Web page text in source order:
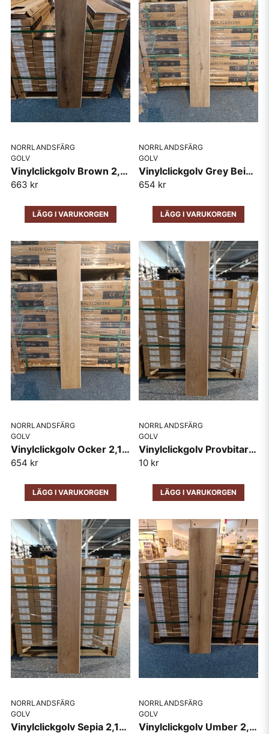
NORRLANDSFÄRG
GOLV
Vinylclickgolv Brown 2,226m2/pkt
663 kr
LÄGG I VARUKORGEN
NORRLANDSFÄRG
GOLV
Vinylclickgolv Grey Beige 2,196m2/pkt
654 kr
LÄGG I VARUKORGEN
NORRLANDSFÄRG
GOLV
Vinylclickgolv Ocker 2,196m2/pkt
654 kr
LÄGG I VARUKORGEN
NORRLANDSFÄRG
GOLV
Vinylclickgolv Provbitar 18cmx20cm
10 kr
LÄGG I VARUKORGEN
NORRLANDSFÄRG
GOLV
Vinylclickgolv Sepia 2,196m2/pkt
NORRLANDSFÄRG
GOLV
Vinylclickgolv Umber 2,226m2/pkt